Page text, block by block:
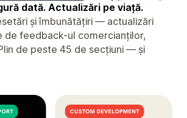
dată. Actualizări pe viață.
și îmbunătățiri — actualizări
de feedback-ul comercianților,
de peste 45 de secțiuni — și